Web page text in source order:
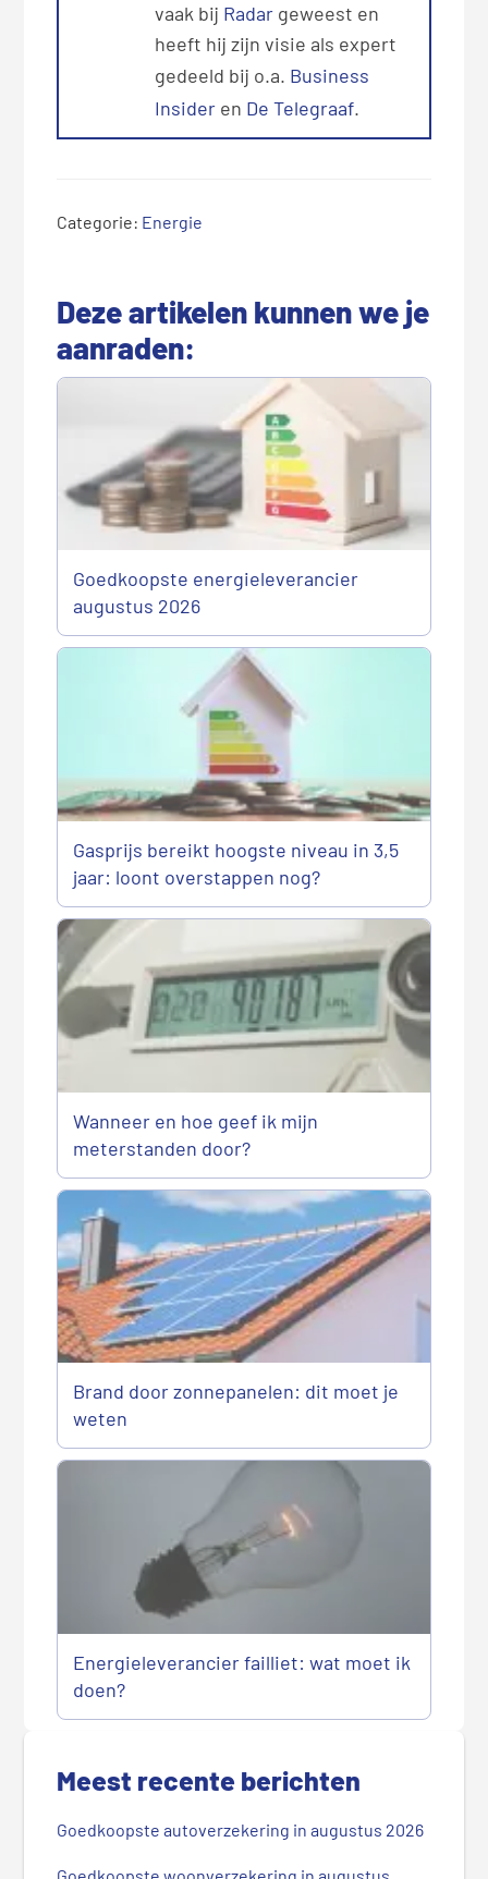
vaak bij Radar geweest en
heeft hij zijn visie als expert
gedeeld bij o.a. Business
Insider en De Telegraaf.
Categorie: Energie
Deze artikelen kunnen we je
aanraden:
Goedkoopste energieleverancier
augustus 2026
Gasprijs bereikt hoogste niveau in 3,5
jaar: loont overstappen nog?
Wanneer en hoe geef ik mijn
meterstanden door?
Brand door zonnepanelen: dit moet je
weten
Energieleverancier failliet: wat moet ik
doen?
Meest recente berichten
Goedkoopste autoverzekering in augustus 2026